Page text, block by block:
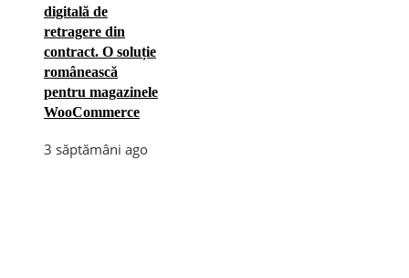
digitală de
retragere din
contract. O soluție
românească
pentru magazinele
WooCommerce
3 săptămâni ago